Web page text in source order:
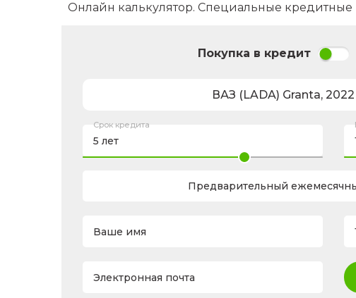
Онлайн калькулятор. Специальные
Покупка в кредит
ВАЗ (LADA) Granta, 2022
Срок кредита
Предварительный
Ваше имя
Электронная почта